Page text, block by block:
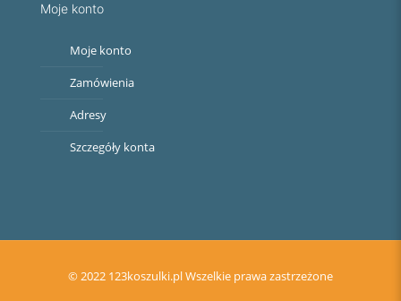
Moje konto
Moje konto
Zamówienia
Adresy
Szczegóły konta
© 2022 123koszulki.pl Wszelkie prawa zastrzeżone